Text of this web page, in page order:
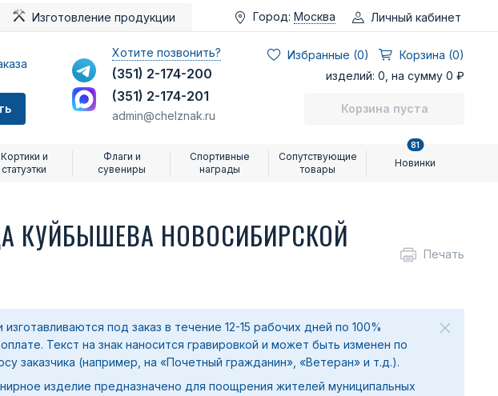
Изготовление продукции Город: Москва Личный кабинет
Хотите позвонить?
(351) 2-174-200
(351) 2-174-201
admin@chelznak.ru
Избранные (0)
Корзина (0)
изделий: 0, на сумму 0 ₽
Корзина пуста
Кортики и
статуэтки
Флаги и
сувениры
Спортивные
награды
Сопутствующие
товары
Новинки
81
КУЙБЫШЕВА НОВОСИБИРСКОЙ
Печать
изготавливаются под заказ в течение 12-15 рабочих дней по 100%
Текст на знак наносится гравировкой и может быть изменен по
заказчика (например, на «Почетный гражданин», «Ветеран» и т.д.).
изделие предназначено для поощрения жителей муниципальных